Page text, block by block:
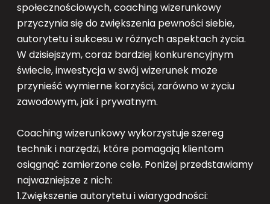
społecznościowych, coaching wizerunkowy
przyczynia się do zwiększenia pewności siebie,
autorytetu i sukcesu w różnych aspektach życia.
W dzisiejszym, coraz bardziej konkurencyjnym
świecie, inwestycja w swój wizerunek może
przynieść wymierne korzyści, zarówno w życiu
zawodowym, jak i prywatnym.
Coaching wizerunkowy wykorzystuje szereg
technik i narzędzi, które pomagają klientom
osiągnąć zamierzone cele. Poniżej przedstawiamy
najważniejsze z nich:
1.Zwiększenie autorytetu i wiarygodności: